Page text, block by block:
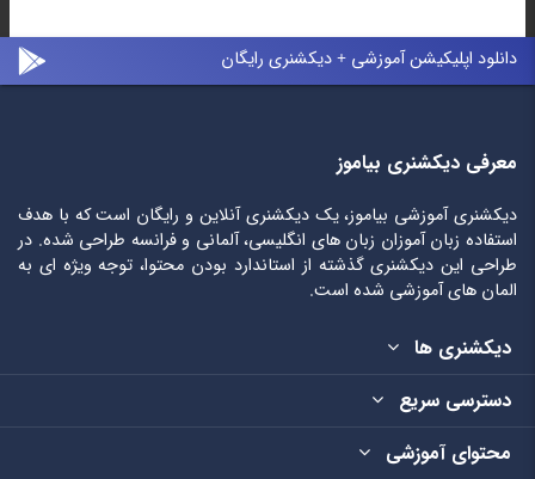
دانلود اپلیکیشن آموزشی + دیکشنری رایگان
معرفی دیکشنری بیاموز
دیکشنری آموزشی بیاموز، یک دیکشنری آنلاین و رایگان است که با هدف
استفاده زبان آموزان زبان های انگلیسی، آلمانی و فرانسه طراحی شده. در
طراحی این دیکشنری گذشته از استاندارد بودن محتوا، توجه ویژه ای به
المان های آموزشی شده است.
دیکشنری ها
دسترسی سریع
محتوای آموزشی